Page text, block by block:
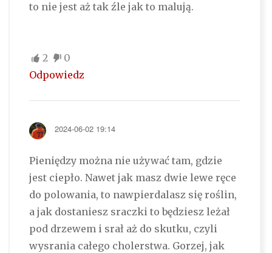
to nie jest aż tak źle jak to malują.
2
0
Odpowiedz
2024-06-02 19:14
Pieniędzy można nie używać tam, gdzie
jest ciepło. Nawet jak masz dwie lewe ręce
do polowania, to nawpierdalasz się roślin,
a jak dostaniesz sraczki to będziesz leżał
pod drzewem i srał aż do skutku, czyli
wysrania całego cholerstwa. Gorzej, jak